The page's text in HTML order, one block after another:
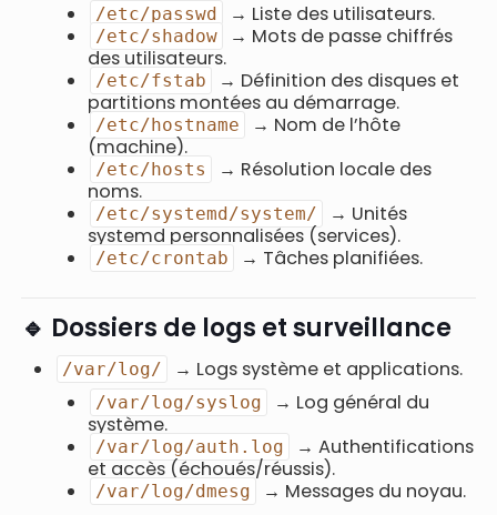
/etc/passwd → Liste des utilisateurs.
/etc/shadow
→ Mots de passe chiffrés
des utilisateurs.
/etc/fstab
→ Définition des disques et
partitions montées au démarrage.
/etc/hostname
→ Nom de l’hôte
(machine).
/etc/hosts
→ Résolution locale des
noms.
/etc/systemd/system/
→ Unités
systemd personnalisées (services).
/etc/crontab → Tâches planifiées.
🔹 Dossiers de logs et surveillance
/var/log/ → Logs système et applications.
/var/log/syslog
→ Log général du
système.
/var/log/auth.log
→ Authentifications
et accès (échoués/réussis).
/var/log/dmesg → Messages du noyau.